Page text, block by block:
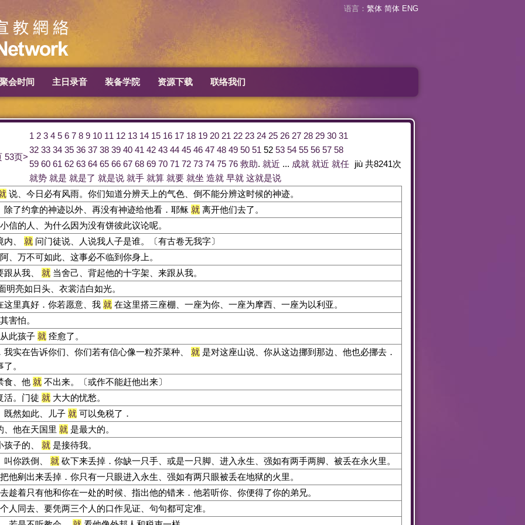
语言： 繁体 简体 ENG
聚会时间 主日录音 装备学院 资源下载 联络我们
53页>
1 2 3 4 5 6 7 8 9 10 11 12 13 14 15 16 17 18 19 20 21 22 23 24 25 26 27 28 29 30 31
32 33 34 35 36 37 38 39 40 41 42 43 44 45 46 47 48 49 50 51 52 53 54 55 56 57 58
59 60 61 62 63 64 65 66 67 68 69 70 71 72 73 74 75 76 救助. 就近 ... 成就 就近 就任
就势 就是 就是了 就是说 就手 就算 就要 就坐 造就 早就 这就是说
jiù 共8241次
说、今日必有风雨。你们知道分辨天上的气色、倒不能分辨这时候的神迹。
了约拿的神迹以外、再没有神迹给他看．耶稣 就 离开他们去了。
信的人、为什么因为没有饼彼此议论呢。
、
就 问门徒说、人说我人子是谁。〔有古卷无我字〕
、万不可如此、这事必不临到你身上。
从我、
就 当舍己、背起他的十字架、来跟从我。
亮如日头、衣裳洁白如光。
这里真好．你若愿意、我 就 在这里搭三座棚、一座为你、一座为摩西、一座为以利亚。
害怕。
此孩子 就 痊愈了。
实在告诉你们、你们若有信心像一粒芥菜种、
就 是对这座山说、你从这边挪到那边、他也必挪去．
。
食、他 就 不出来。〔或作不能赶他出来〕
活。门徒 就 大大的忧愁。
既然如此、儿子 就 可以免税了．
、他在天国里 就 是最大的。
子的、
就 是接待我。
你跌倒、
就 砍下来丢掉．你缺一只手、或是一只脚、进入永生、强如有两手两脚、被丢在永火里。
他剜出来丢掉．你只有一只眼进入永生、强如有两只眼被丢在地狱的火里。
趁着只有他和你在一处的时候、指出他的错来．他若听你、你便得了你的弟兄。
人同去、要凭两三个人的口作见证、句句都可定准。